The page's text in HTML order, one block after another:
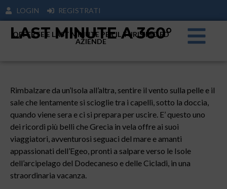
LOGIN REGISTRATI
LAST MINUTE A 360°
OFFERTE E LAST MINUTE PER IL TURISIMO ED
AZIENDE
Rimbalzare da un’Isola all’altra, sentire il vento sulla pelle e il
sale che lentamente si scioglie tra i capelli, sotto la doccia,
quando viene sera e ci si prepara per uscire. E’ questo uno
dei ricordi più belli che Grecia in vela offre ai suoi
viaggiatori, avventurosi seguaci del mare e amanti
appassionati dell’Egeo, pronti a salpare verso le Isole
dell’arcipelago del Dodecaneso e delle Cicladi, in una
straordinaria vacanza.